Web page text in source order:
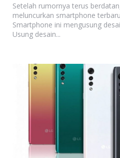
Setelah rumornya terus
meluncurkan smartphone
Smartphone ini mengusung
Usung desain...